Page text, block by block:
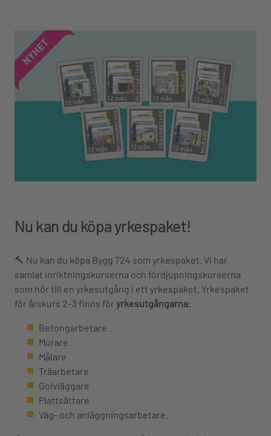
Nu kan du köpa yrkespaket!
🔨 Nu kan du köpa Bygg 724 som yrkespaket. Vi har
samlat inriktningskurserna och fördjupningskurserna
som hör till en yrkesutgång i ett yrkespaket. Yrkespaket
för årskurs 2–3 finns föryrkesutgångarna:
Betongarbetare
Murare
Målare
Träarbetare
Golvläggare
Plattsättare
Väg- och anläggningsarbetare.